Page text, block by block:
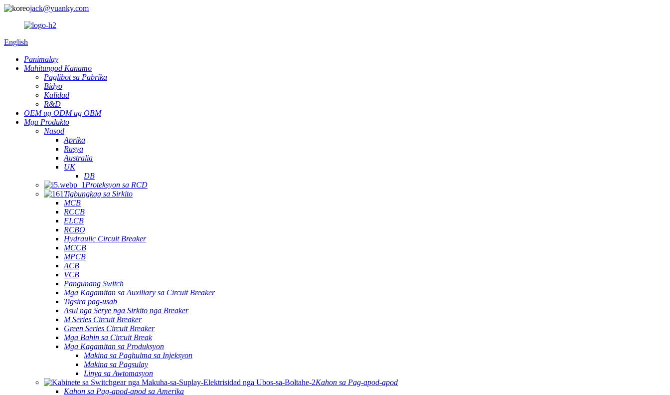
jack@yuanky.com
English
Panimalay
Mahitungod Kanamo
Paglibot sa Pabrika
Bidyo
Kalidad
R&D
OEM ug ODM ug OBM
Mga Produkto
Nasod
Aprika
Rusya
Australia
UK
DB
Proteksyon sa RCD
Tigbungkag sa Sirkito
MCB
RCCB
ELCB
RCBO
Hydraulic Circuit Breaker
MCCB
MPCB
ACB
VCB
Pangunang Switch
Mga Kagamitan sa Auxiliary sa Circuit Breaker
Tigsira pag-usab
Asul nga Serye nga Sirkito nga Breaker
M Series Circuit Breaker
Green Series Circuit Breaker
Mga Bahin sa Circuit Break
Mga Kagamitan sa Produksyon
Makina sa Paghulma sa Injeksyon
Makina sa Pagsulay
Linya sa Awtomasyon
Kahon sa Pag-apod-apod
Kahon sa Pag-apod-apod sa Amerika